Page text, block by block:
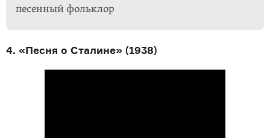
песенный фольклор
4. «Песня о Сталине» (1938)